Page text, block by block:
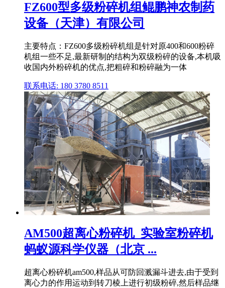
FZ600型多级粉碎机组鲲鹏神农制药
设备（天津）有限公司
主要特点：FZ600多级粉碎机组是针对原400和600粉碎
机组一些不足,最新研制的结构为双级粉碎的设备,本机吸
收国内外粉碎机的优点,把粗碎和粉碎融为一体
联系电话: 180 3780 8511
AM500超离心粉碎机_实验室粉碎机
蚂蚁源科学仪器（北京 ...
超离心粉碎机am500,样品从可防回溅漏斗进去,由于受到
离心力的作用运动到转刀棱上进行初级粉碎,然后样品继